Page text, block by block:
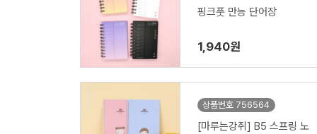
핑크풋 만능 단어장
1,940원
상품번호 756564
[마루는강쥐] B5 스프링 노